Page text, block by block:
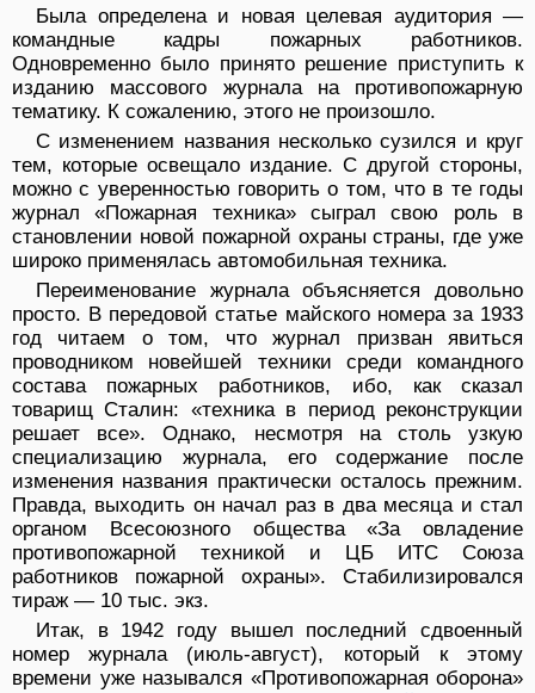
Была определена и новая целевая аудитория —
командные кадры пожарных работников.
Одновременно было принято решение приступить к
изданию массового журнала на противопожарную
тематику. К сожалению, этого не произошло.
С изменением названия несколько сузился и круг
тем, которые освещало издание. С другой стороны,
можно с уверенностью говорить о том, что в те годы
журнал «Пожарная техника» сыграл свою роль в
становлении новой пожарной охраны страны, где уже
широко применялась автомобильная техника.
Переименование журнала объясняется довольно
просто. В передовой статье майского номера за 1933
год читаем о том, что журнал призван явиться
проводником новейшей техники среди командного
состава пожарных работников, ибо, как сказал
товарищ Сталин: «техника в период реконструкции
решает все». Однако, несмотря на столь узкую
специализацию журнала, его содержание после
изменения названия практически осталось прежним.
Правда, выходить он начал раз в два месяца и стал
органом Всесоюзного общества «За овладение
противопожарной техникой и ЦБ ИТС Союза
работников пожарной охраны». Стабилизировался
тираж — 10 тыс. экз.
Итак, в 1942 году вышел последний сдвоенный
номер журнала (июль-август), который к этому
времени уже назывался «Противопожарная оборона»